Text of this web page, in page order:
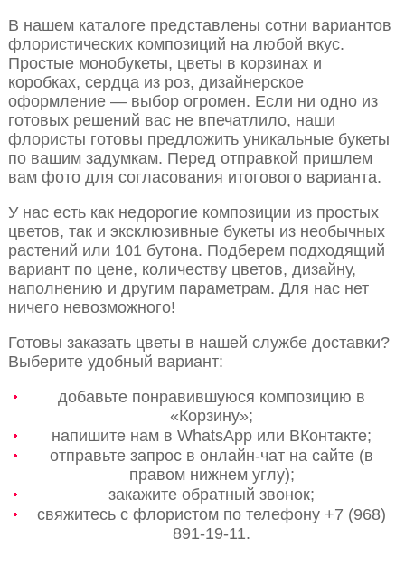
В нашем каталоге представлены сотни вариантов
флористических композиций на любой вкус.
Простые монобукеты, цветы в корзинах и
коробках, сердца из роз, дизайнерское
оформление — выбор огромен. Если ни одно из
готовых решений вас не впечатлило, наши
флористы готовы предложить уникальные букеты
по вашим задумкам. Перед отправкой пришлем
вам фото для согласования итогового варианта.
У нас есть как недорогие композиции из простых
цветов, так и эксклюзивные букеты из необычных
растений или 101 бутона. Подберем подходящий
вариант по цене, количеству цветов, дизайну,
наполнению и другим параметрам. Для нас нет
ничего невозможного!
Готовы заказать цветы в нашей службе доставки?
Выберите удобный вариант:
добавьте понравившуюся композицию в
«Корзину»;
напишите нам в WhatsApp или ВКонтакте;
отправьте запрос в онлайн-чат на сайте (в
правом нижнем углу);
закажите обратный звонок;
свяжитесь с флористом по телефону +7 (968)
891-19-11.